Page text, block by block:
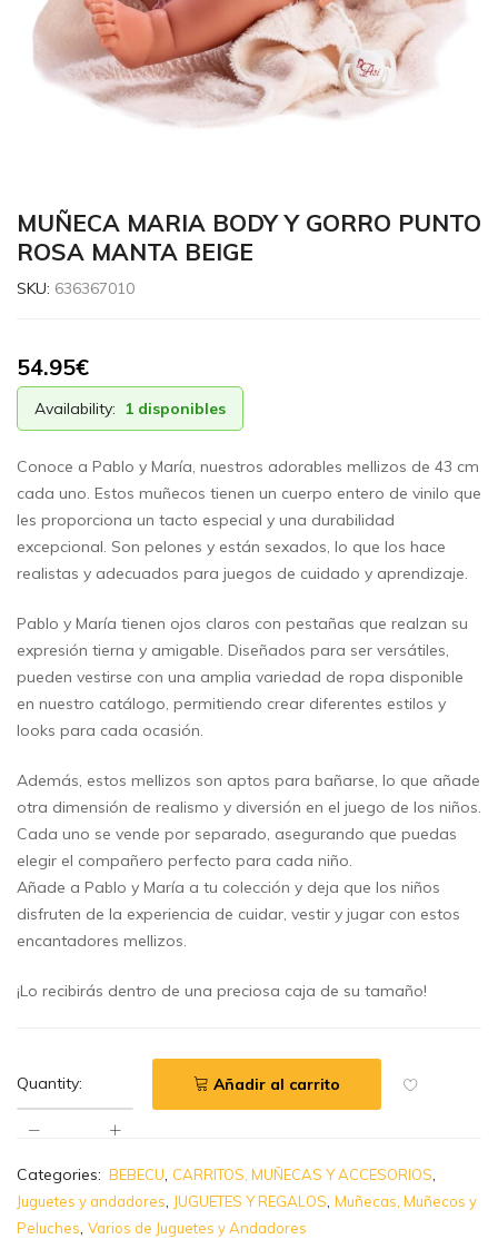
MUÑECA MARIA BODY Y GORRO PUNTO
ROSA MANTA BEIGE
SKU: 636367010
54.95€
Availability: 1 disponibles
Conoce a Pablo y María, nuestros adorables mellizos de 43 cm
cada uno. Estos muñecos tienen un cuerpo entero de vinilo que
les proporciona un tacto especial y una durabilidad
excepcional. Son pelones y están sexados, lo que los hace
realistas y adecuados para juegos de cuidado y aprendizaje.
Pablo y María tienen ojos claros con pestañas que realzan su
expresión tierna y amigable. Diseñados para ser versátiles,
pueden vestirse con una amplia variedad de ropa disponible
en nuestro catálogo, permitiendo crear diferentes estilos y
looks para cada ocasión.
Además, estos mellizos son aptos para bañarse, lo que añade
otra dimensión de realismo y diversión en el juego de los niños.
Cada uno se vende por separado, asegurando que puedas
elegir el compañero perfecto para cada niño.
Añade a Pablo y María a tu colección y deja que los niños
disfruten de la experiencia de cuidar, vestir y jugar con estos
encantadores mellizos.
¡Lo recibirás dentro de una preciosa caja de su tamaño!
Quantity: Añadir al carrito
Categories: BEBECU, CARRITOS, MUÑECAS Y ACCESORIOS,
Juguetes y andadores, JUGUETES Y REGALOS, Muñecas, Muñecos y
Peluches, Varios de Juguetes y Andadores